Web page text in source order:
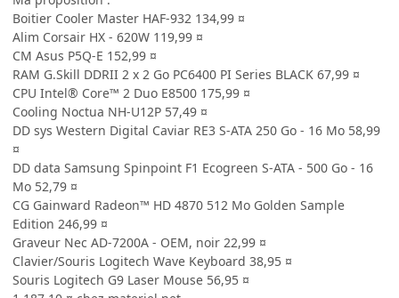
Boitier Cooler Master HAF-932 134,99 ¤
Alim Corsair HX - 620W 119,99 ¤
CM Asus P5Q-E 152,99 ¤
RAM G.Skill DDRII 2 x 2 Go PC6400 PI Series BLACK 67,99 ¤
CPU Intel® Core™ 2 Duo E8500 175,99 ¤
Cooling Noctua NH-U12P 57,49 ¤
DD sys Western Digital Caviar RE3 S-ATA 250 Go - 16 Mo 58,99
¤
DD data Samsung Spinpoint F1 Ecogreen S-ATA - 500 Go - 16
Mo 52,79 ¤
CG Gainward Radeon™ HD 4870 512 Mo Golden Sample
Edition 246,99 ¤
Graveur Nec AD-7200A - OEM, noir 22,99 ¤
Clavier/Souris Logitech Wave Keyboard 38,95 ¤
Souris Logitech G9 Laser Mouse 56,95 ¤